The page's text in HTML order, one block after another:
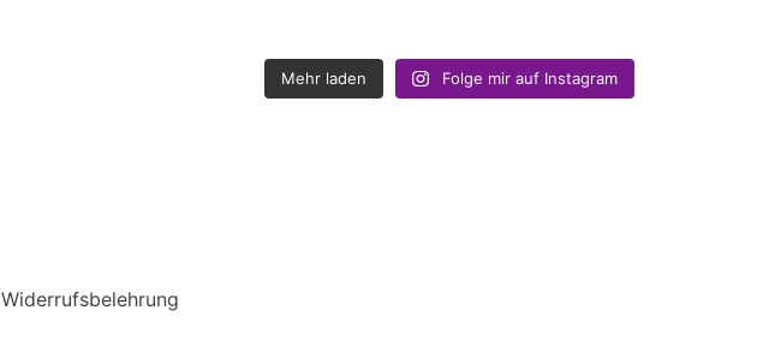
Mehr laden Folge mir auf Instagram
Widerrufsbelehrung